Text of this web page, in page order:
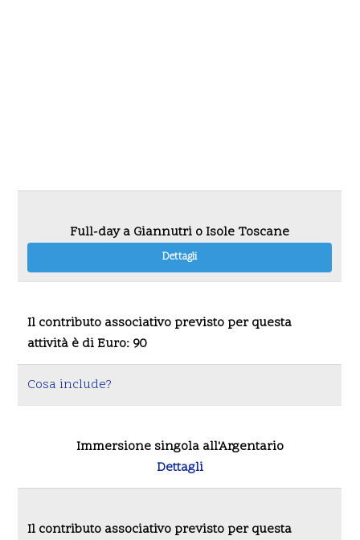
Full-day a Giannutri o Isole Toscane
Dettagli
Il contributo associativo previsto per questa
attività è di Euro: 90
Cosa include?
Immersione singola all'Argentario
Dettagli
Il contributo associativo previsto per questa